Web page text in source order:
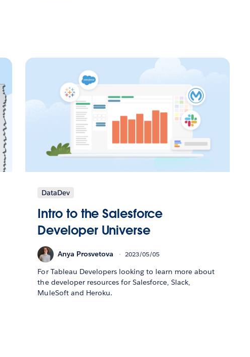
DataDev
Intro to the Salesforce
Developer Universe
Anya Prosvetova 2023/05/05
For Tableau Developers looking to learn more about
the developer resources for Salesforce, Slack,
MuleSoft and Heroku.